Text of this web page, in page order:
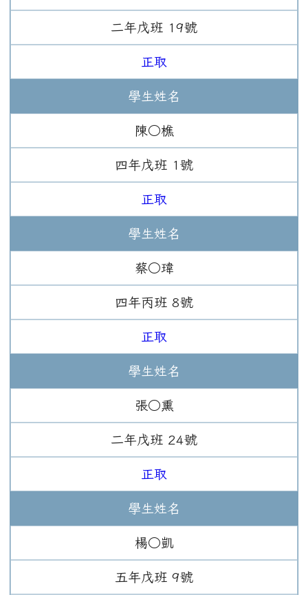
二年 戊班 19號
正取
學生姓名
陳○樵
四年 戊班 1 號
正取
學生姓名
蔡○瑋
四年丙班 8號
正取
學生姓名
張○熏
二年 戊班 24號
正取
學生姓名
楊○凱
五年 戊班 9號